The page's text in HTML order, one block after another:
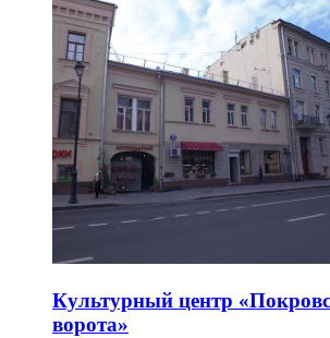
Культурный центр
ворота»